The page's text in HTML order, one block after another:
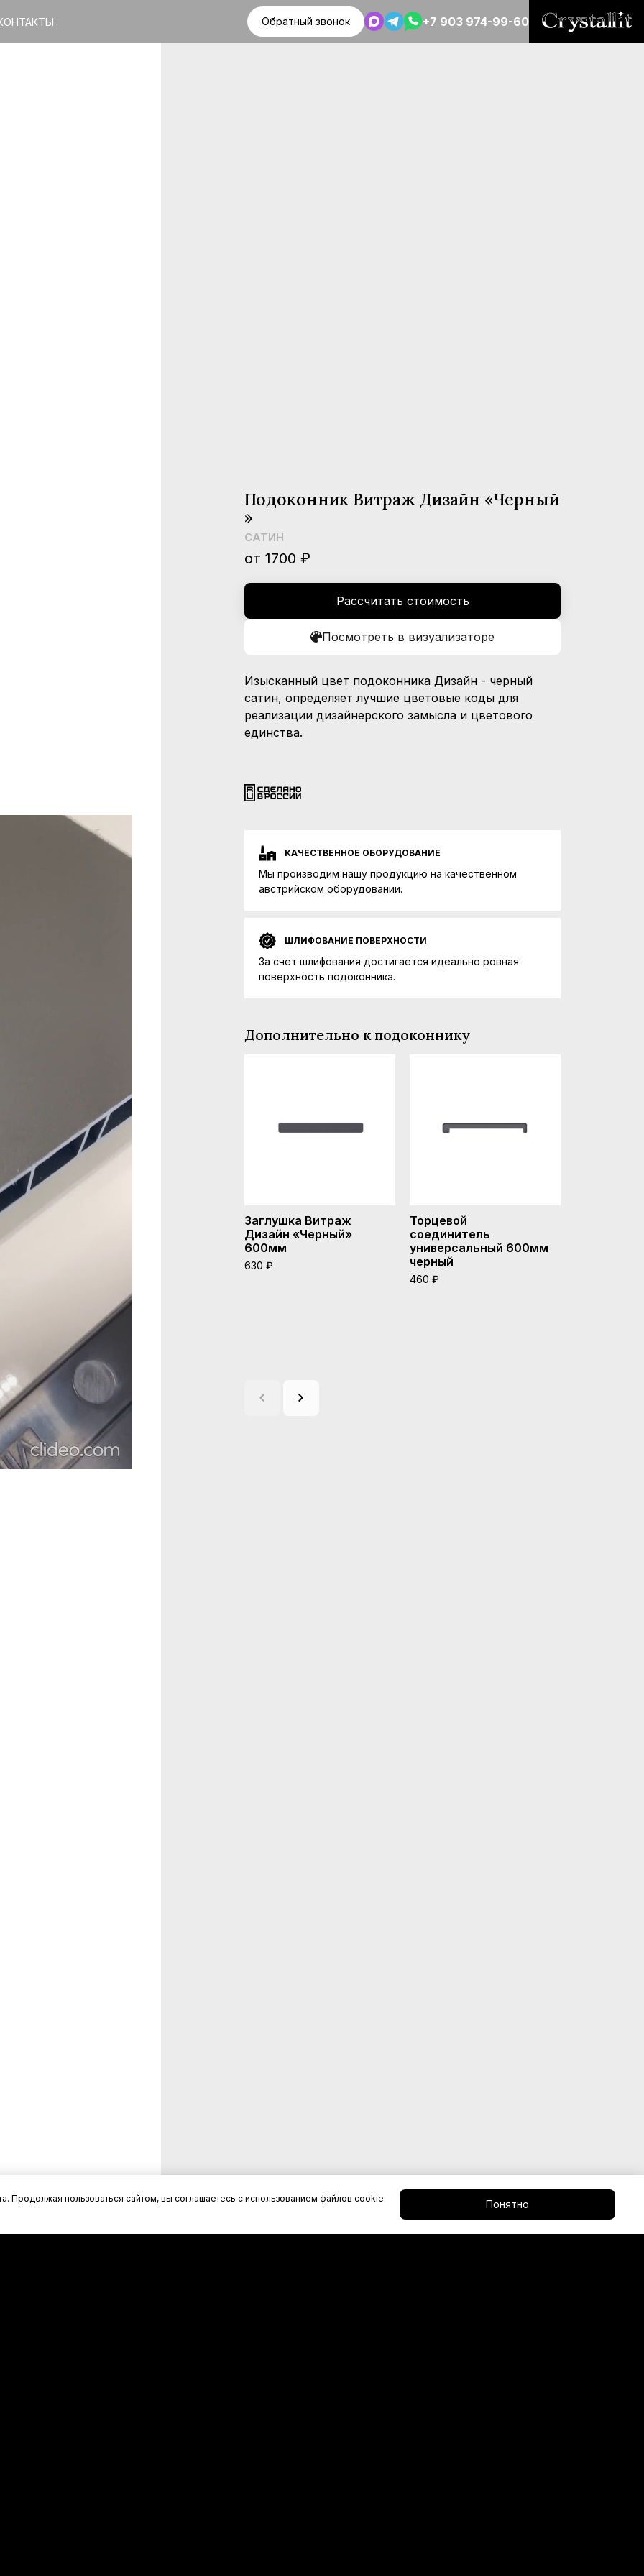
Обратный звонок +7 903 974-99-60
Подоконник Витраж Дизайн «Черный
»
САТИН
от 1700 ₽
Рассчитать стоимость
Посмотреть в визуализаторе
Изысканный цвет подоконника Дизайн - черный
сатин, определяет лучшие цветовые коды для
реализации дизайнерского замысла и цветового
единства.
КАЧЕСТВЕННОЕ ОБОРУДОВАНИЕ
Мы производим нашу продукцию на качественном
австрийском оборудовании.
ШЛИФОВАНИЕ ПОВЕРХНОСТИ
За счет шлифования достигается идеально ровная
поверхность подоконника.
Дополнительно к подоконнику
Заглушка Витраж
Дизайн «Черный»
600мм
630 ₽
Торцевой
соединитель
универсальный 600мм
черный
460 ₽
Продолжая пользоваться сайтом, вы соглашаетесь с использованием файлов cookie
Понятно